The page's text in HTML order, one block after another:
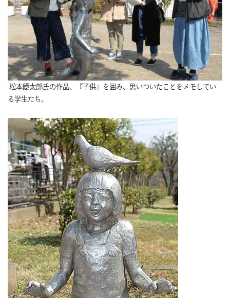
松本鐵太郎氏の作品、『子供』を囲み、思いついたことをメモしてい
る学生たち。